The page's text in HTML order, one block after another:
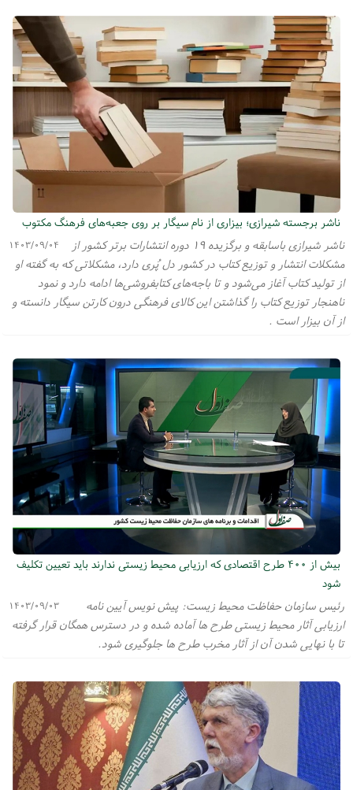
ناشر برجسته شیرازی؛ بیزاری از نام سیگار بر روی جعبه‌های فرهنگ مکتوب
۱۴۰۳/۰۹/۰۴
ناشر شیرازی باسابقه و برگزیده ۱۹ دوره انتشارات برتر کشور از
مشکلات انتشار و توزیع کتاب در کشور دل پُری دارد، مشکلاتی که به گفته او
از تولید کتاب آغاز می‌شود و تا باجه‌های کتابفروشی‌ها ادامه دارد و نمود
ناهنجار توزیع کتاب را گذاشتن این کالای فرهنگی درون کارتن سیگار دانسته و
از آن بیزار است .
بیش از ۴۰۰ طرح اقتصادی که ارزیابی محیط زیستی ندارند باید تعیین تکلیف
شود
۱۴۰۳/۰۹/۰۳
رئیس سازمان حفاظت محیط زیست: پیش نویس آیین نامه
ارزیابی آثار محیط زیستی طرح ها آماده شده و در دسترس همگان قرار گرفته
تا با نهایی شدن آن از آثار مخرب طرح ها جلوگیری شود.